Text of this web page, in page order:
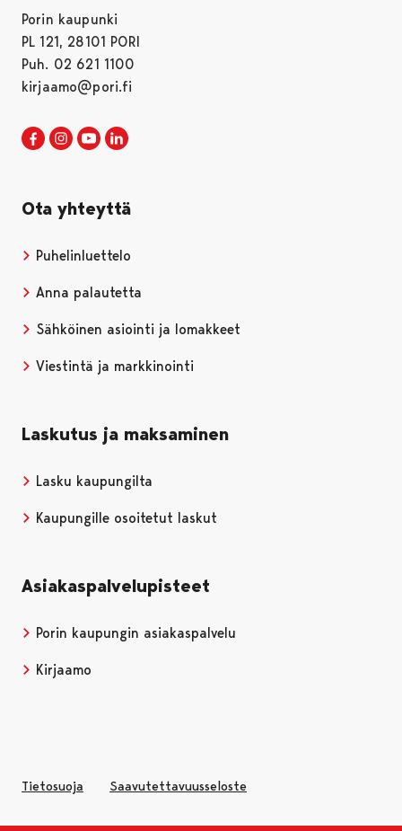
Porin kaupunki
PL 121, 28101 PORI
Puh. 02 621 1100
kirjaamo@pori.fi
Porin kaupunki Facebookissa
Avautuu uudessa välilehdessä
Porin kaupunki Instagramissa
Avautuu uudessa välilehdessä
Porin kaupunki Youtubessa
Avautuu uudessa välilehdessä
Ota yhteyttä
Puhelinluettelo
Anna palautetta
Sähköinen asiointi ja lomakkeet
Viestintä ja markkinointi
Laskutus ja maksaminen
Lasku kaupungilta
Kaupungille osoitetut laskut
Asiakaspalvelupisteet
Porin kaupungin asiakaspalvelu
Kirjaamo
Tietosuoja Saavutettavuusseloste